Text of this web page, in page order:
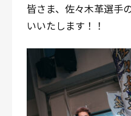
皆さま、佐々木革選手
いいたします！！